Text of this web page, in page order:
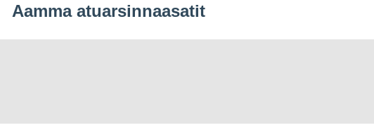
Aamma atuarsinnaasatit